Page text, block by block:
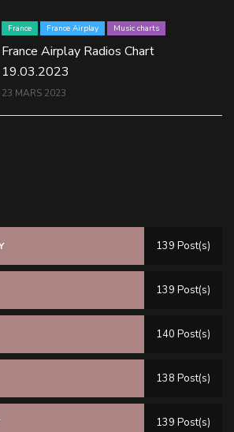
France France Airplay Music charts
France Airplay Radios Chart
19.03.2023
23 MARS 2023
139 Post(s)
139 Post(s)
140 Post(s)
138 Post(s)
139 Post(s)